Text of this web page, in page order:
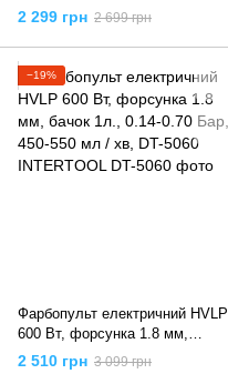
DT-5001 INTERTOOL
2 299 грн 2 699 грн
−19%
Фарбопульт електричний HVLP
600 Вт, форсунка 1.8 мм,
бачок 1л., 0.14-0.70 Бар, 450-
550 мл / хв, DT-5060
2 510 грн 3 099 грн